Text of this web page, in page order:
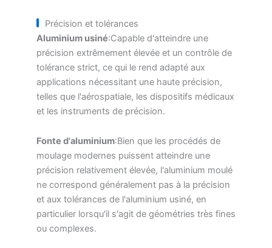
Précision et tolérances
Aluminium usiné:Capable d'atteindre une
précision extrêmement élevée et un contrôle de
tolérance strict, ce qui le rend adapté aux
applications nécessitant une haute précision,
telles que l'aérospatiale, les dispositifs médicaux
et les instruments de précision.
Fonte d'aluminium:Bien que les procédés de
moulage modernes puissent atteindre une
précision relativement élevée, l'aluminium moulé
ne correspond généralement pas à la précision
et aux tolérances de l'aluminium usiné, en
particulier lorsqu'il s'agit de géométries très fines
ou complexes.